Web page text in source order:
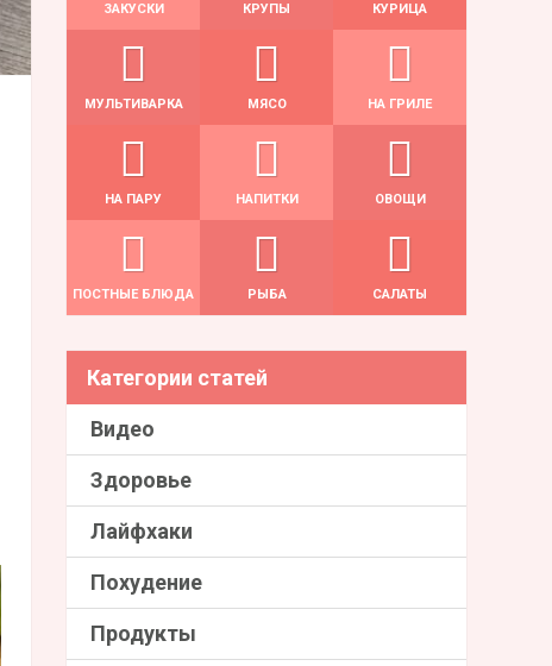
ЗАКУСКИ КРУПЫ КУРИЦА
МУЛЬТИВАРКА МЯСО НА ГРИЛЕ
НА ПАРУ НАПИТКИ ОВОЩИ
ПОСТНЫЕ БЛЮДА РЫБА САЛАТЫ
Категории статей
Видео
Здоровье
Лайфхаки
Похудение
Продукты